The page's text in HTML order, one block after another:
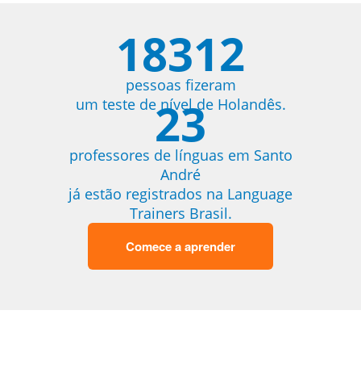
18312
pessoas fizeram
um teste de nível de Holandês.
23
professores de línguas em Santo
André
já estão registrados na Language
Trainers Brasil.
Comece a aprender